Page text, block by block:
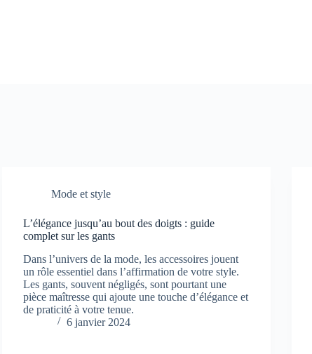
Mode et style
L’élégance jusqu’au bout des doigts : guide
complet sur les gants
Dans l’univers de la mode, les accessoires jouent
un rôle essentiel dans l’affirmation de votre style.
Les gants, souvent négligés, sont pourtant une
pièce maîtresse qui ajoute une touche d’élégance et
de praticité à votre tenue.
6 janvier 2024